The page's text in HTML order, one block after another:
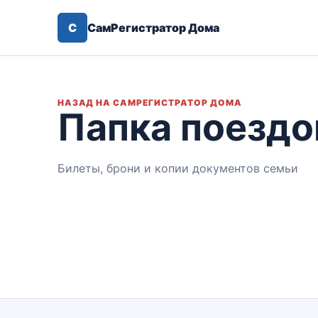
С СамРегистратор Дома
НАЗАД НА САМРЕГИСТРАТОР ДОМА
Папка
Билеты, брони и копии документов семьи